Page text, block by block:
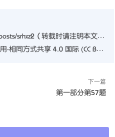
srhxz2 （转载时请注明本文出处及文章链接）
方式共享 4.0 国际 (CC BY-NC-SA 4.0)
下一篇
第一部分第57题